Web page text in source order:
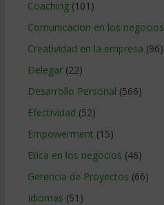
Coaching(101)
Comunicacion en los negocios
Creatividad en la empresa (96)
Delegar(22)
Desarrollo Personal (566)
Efectividad (52)
Empowerment (15)
Etica en los negocios (46)
Gerencia de Proyectos (66)
Idiomas (51)